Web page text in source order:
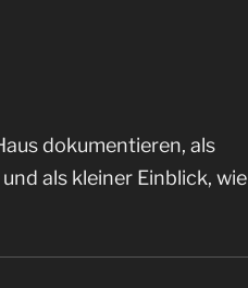
dokumentieren, als
als kleiner Einblick, wie